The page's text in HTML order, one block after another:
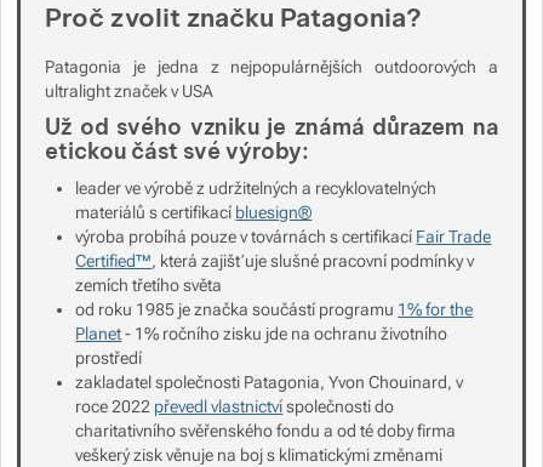
Proč zvolit značku Patagonia?
Patagonia je jedna z nejpopulárnějších outdoorových a
ultralight značek v USA
Už od svého vzniku je známá důrazem na
etickou část své výroby:
leader ve výrobě z udržitelných a recyklovatelných
materiálů s certifikací bluesign®
výroba probíhá pouze v továrnách s certifikací Fair Trade
Certified™, která zajišťuje slušné pracovní podmínky v
zemích třetího světa
od roku 1985 je značka součástí programu 1% for the
Planet- 1% ročního zisku jde na ochranu životního
prostředí
zakladatel společnosti Patagonia, Yvon Chouinard, v
roce 2022 převedl vlastnictvíspolečnosti do
charitativního svěřenského fondu a od té doby firma
veškerý zisk věnuje na boj s klimatickými změnami